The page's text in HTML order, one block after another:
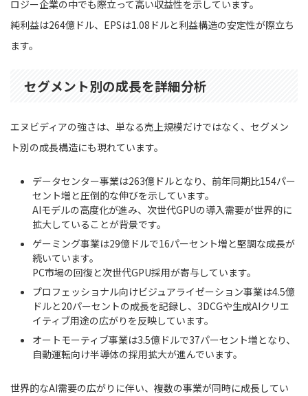
ロジー企業の中でも際立って高い収益性を示しています。
純利益は264億ドル、EPSは1.08ドルと利益構造の安定性が際立ち
ます。
セグメント別の成長を詳細分析
エヌビディアの強さは、単なる売上規模だけではなく、セグメン
ト別の成長構造にも現れています。
データセンター事業は263億ドルとなり、前年同期比154パー
セント増と圧倒的な伸びを示しています。
AIモデルの高度化が進み、次世代GPUの導入需要が世界的に
拡大していることが背景です。
ゲーミング事業は29億ドルで16パーセント増と堅調な成長が
続いています。
PC市場の回復と次世代GPU採用が寄与しています。
プロフェッショナル向けビジュアライゼーション事業は4.5億
ドルと20パーセントの成長を記録し、3DCGや生成AIクリエ
イティブ用途の広がりを反映しています。
オートモーティブ事業は3.5億ドルで37パーセント増となり、
自動運転向け半導体の採用拡大が進んでいます。
世界的なAI需要の広がりに伴い、複数の事業が同時に成長してい